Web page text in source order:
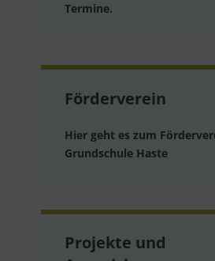
Termine.
Förderverein
Hier geht es zum
Grundschule Haste
Projekte und